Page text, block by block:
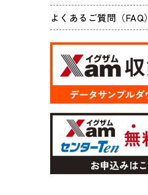
よくあるご質問（FAQ）